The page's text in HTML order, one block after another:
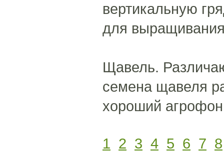
вертикальную
для
Щавель.
семена щавеля
хороший
1 2 3 4 5 6 7 8